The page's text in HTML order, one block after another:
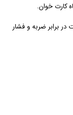
کارت خوان.
برابر ضربه و فشار